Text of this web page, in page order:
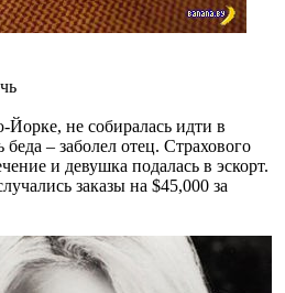
не собиралась идти в
– заболел отец. Страхового
и девушка подалась в эскорт.
заказы на $45,000 за